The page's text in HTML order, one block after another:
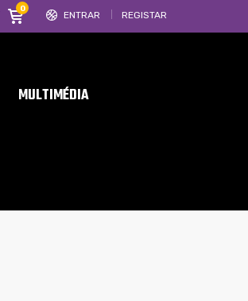
ENTRAR REGISTAR
0
MULTIMÉDIA